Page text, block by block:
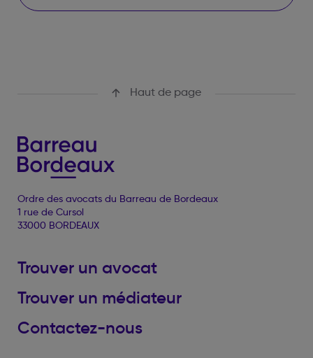
Haut de page
Ordre des avocats du Barreau de Bordeaux
1 rue de Cursol
33000 BORDEAUX
Trouver un avocat
Trouver un médiateur
Contactez-nous